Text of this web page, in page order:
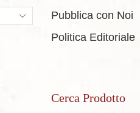
Pubblica con Noi
Politica Editoriale
Cerca Prodotto